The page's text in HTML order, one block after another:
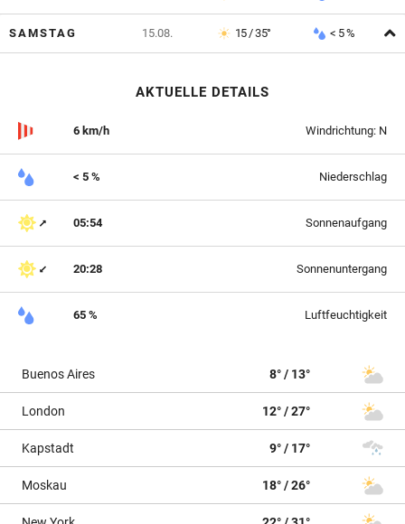
SAMSTAG 15.08. 15 / 35° < 5 %
AKTUELLE DETAILS
6 km/h Windrichtung: N
< 5 % Niederschlag
05:54 Sonnenaufgang
20:28 Sonnenuntergang
65 % Luftfeuchtigkeit
Buenos Aires 8° / 13°
London 12° / 27°
Kapstadt 9° / 17°
Moskau 18° / 26°